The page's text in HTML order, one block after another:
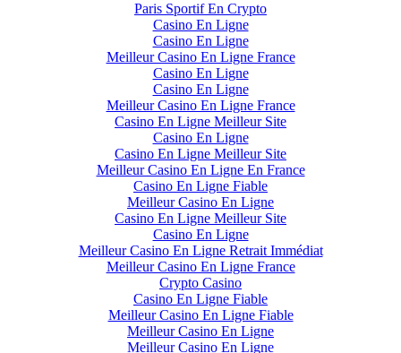
Paris Sportif En Crypto
Casino En Ligne
Casino En Ligne
Meilleur Casino En Ligne France
Casino En Ligne
Casino En Ligne
Meilleur Casino En Ligne France
Casino En Ligne Meilleur Site
Casino En Ligne
Casino En Ligne Meilleur Site
Meilleur Casino En Ligne En France
Casino En Ligne Fiable
Meilleur Casino En Ligne
Casino En Ligne Meilleur Site
Casino En Ligne
Meilleur Casino En Ligne Retrait Immédiat
Meilleur Casino En Ligne France
Crypto Casino
Casino En Ligne Fiable
Meilleur Casino En Ligne Fiable
Meilleur Casino En Ligne
Meilleur Casino En Ligne